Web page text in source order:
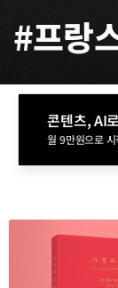
#프랑
콘텐츠, AI
월 9만원으로